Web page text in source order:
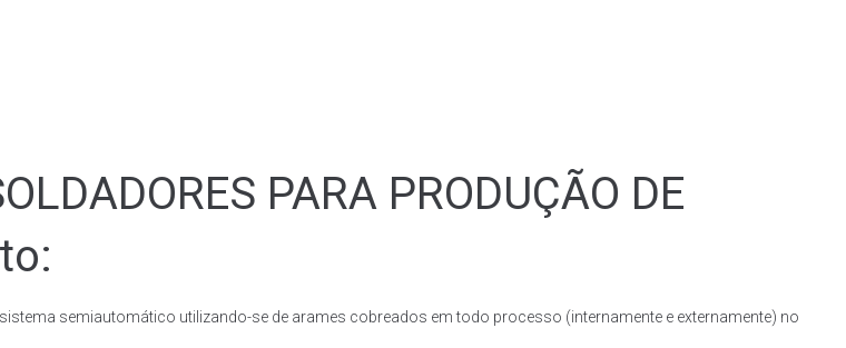
PARA PRODUÇÃO DE
semiautomático utilizando-se de arames cobreados em todo processo (internamente e externamente) no